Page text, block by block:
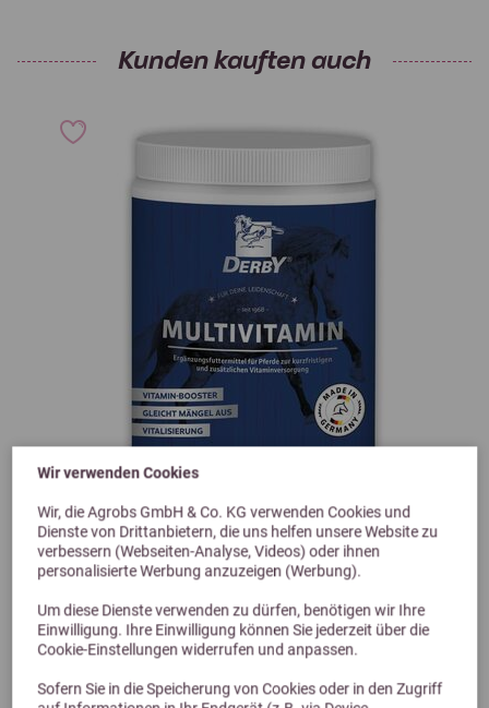
Wir verwenden Cookies
Wir, die Agrobs GmbH & Co. KG verwenden Cookies und
Dienste von Drittanbietern, die uns helfen unsere Website zu
verbessern (Webseiten-Analyse, Videos) oder ihnen
personalisierte Werbung anzuzeigen (Werbung).
Um diese Dienste verwenden zu dürfen, benötigen wir Ihre
Einwilligung. Ihre Einwilligung können Sie jederzeit über die
Cookie-Einstellungen widerrufen und anpassen.
Sofern Sie in die Speicherung von Cookies oder in den Zugriff
Kunden kauften auch
Derby Multivitamin 700g
19,79 €